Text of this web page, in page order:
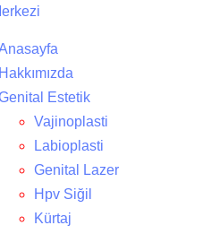
Hakkımızda
Estetik
Vajinoplasti
Labioplasti
Genital Lazer
Hpv Siğil
Kürtaj